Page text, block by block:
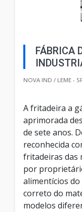
FÁBRICA
NOVA IND / LEME -
A fritadeira a
aprimorada
de sete anos.
reconhecida
fritadeiras das
por
alimentícios
correto do
modelos